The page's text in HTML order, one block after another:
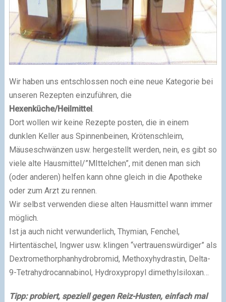
Wir haben uns entschlossen noch eine neue Kategorie bei
unseren Rezepten einzuführen, die
Hexenküche/Heilmittel.
Dort wollen wir keine Rezepte posten, die in einem
dunklen Keller aus Spinnenbeinen, Krötenschleim,
Mäuseschwänzen usw. hergestellt werden, nein, es gibt so
viele alte Hausmittel/”MIttelchen”, mit denen man sich
(oder anderen) helfen kann ohne gleich in die Apotheke
oder zum Arzt zu rennen.
Wir selbst verwenden diese alten Hausmittel wann immer
möglich.
Ist ja auch nicht verwunderlich, Thymian, Fenchel,
Hirtentäschel, Ingwer usw. klingen “vertrauenswürdiger” als
Dextromethorphanhydrobromid, Methoxyhydrastin, Delta-
9-Tetrahydrocannabinol, Hydroxypropyl dimethylsiloxan…
Tipp: probiert, speziell gegen Reiz-Husten, einfach mal